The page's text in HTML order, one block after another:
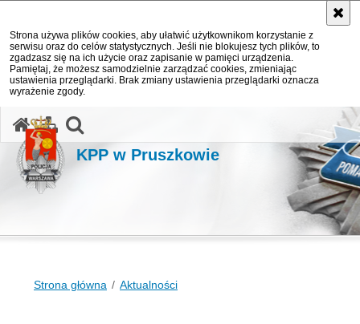
Strona używa plików cookies, aby ułatwić użytkownikom korzystanie z
serwisu oraz do celów statystycznych. Jeśli nie blokujesz tych plików, to
zgadzasz się na ich użycie oraz zapisanie w pamięci urządzenia.
Pamiętaj, że możesz samodzielnie zarządzać cookies, zmieniając
ustawienia przeglądarki. Brak zmiany ustawienia przeglądarki oznacza
wyrażenie zgody.
KPP w Pruszkowie
Strona główna Aktualności